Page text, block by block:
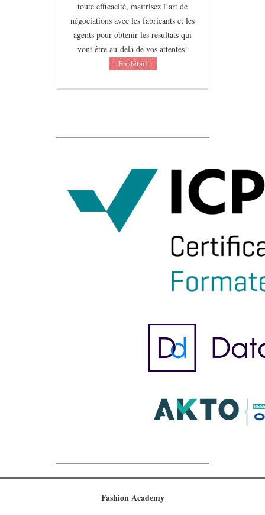
toute efficacité, maîtrisez l’art de
négociations avec les fabricants et les
agents pour obtenir les résultats qui
vont être au-delà de vos attentes!
Еn détail
Fashion Academy